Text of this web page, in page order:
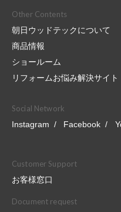
Other Contents
朝日ウッドテックについて
商品情報
ショールーム
リフォームお悩み解決サイト
Social Network
Instagram
Facebook
Customer Support
お客様窓口
Document request